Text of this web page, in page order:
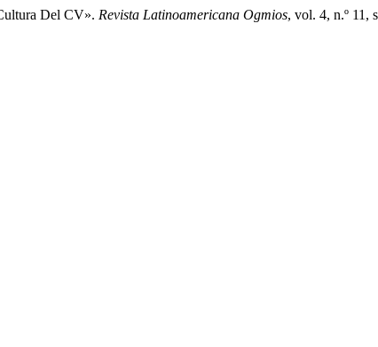
Del CV». Revista Latinoamericana Ogmios, vol. 4, n.º 11,